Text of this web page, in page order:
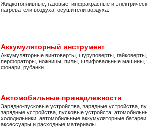
Жидкотопливные, газовые, инфракрасные и
нагреватели воздуха, осушители воздуха.
Аккумуляторный инструмент
Аккумуляторные винтоверты, шуруповерты, гайковерты,
перфораторы, ножницы, пилы, шлифовальные машины,
фонари, рубанки.
Автомобильные принадлежности
Зарядно-пусковые устройства, зарядные устройства,
зарядные устройства, пусковые устройста,
холодильники, автомобильные аккумуляторные
аксессуары и расходные материалы.